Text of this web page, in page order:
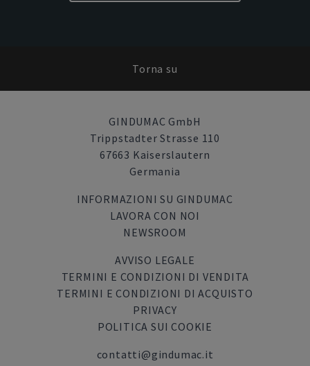
Torna su
GINDUMAC GmbH
Trippstadter Strasse 110
67663 Kaiserslautern
Germania
INFORMAZIONI SU GINDUMAC
LAVORA CON NOI
NEWSROOM
AVVISO LEGALE
TERMINI E CONDIZIONI DI VENDITA
TERMINI E CONDIZIONI DI ACQUISTO
PRIVACY
POLITICA SUI COOKIE
contatti@gindumac.it